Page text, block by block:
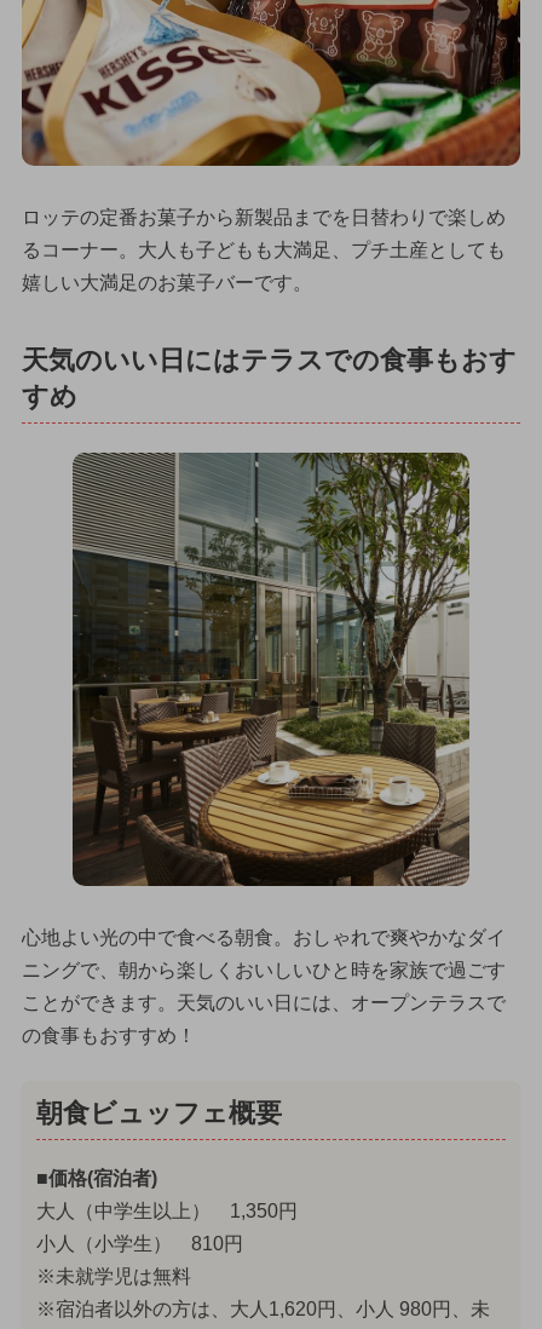
ロッテの定番お菓子から新製品までを日替わりで楽しめ
るコーナー。大人も子どもも大満足、プチ土産としても
嬉しい大満足のお菓子バーです。
天気のいい日にはテラスでの食事もおす
すめ
心地よい光の中で食べる朝食。おしゃれで爽やかなダイ
ニングで、朝から楽しくおいしいひと時を家族で過ごす
ことができます。天気のいい日には、オープンテラスで
の食事もおすすめ！
朝食ビュッフェ概要
■価格(宿泊者)
大人（中学生以上） 1,350円
小人（小学生） 810円
※未就学児は無料
※宿泊者以外の方は、大人1,620円、小人 980円、未